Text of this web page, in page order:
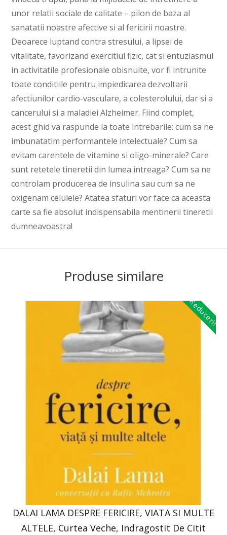
unor relatii sociale de calitate – pilon de baza al
sanatatii noastre afective si al fericirii noastre.
Deoarece luptand contra stresului, a lipsei de
vitalitate, favorizand exercitiul fizic, cat si entuziasmul
in activitatile profesionale obisnuite, vor fi intrunite
toate conditiile pentru impiedicarea dezvoltarii
afectiunilor cardio-vasculare, a colesterolului, dar si a
cancerului si a maladiei Alzheimer. Fiind complet,
acest ghid va raspunde la toate intrebarile: cum sa ne
imbunatatim performantele intelectuale? Cum sa
evitam carentele de vitamine si oligo-minerale? Care
sunt retetele tineretii din lumea intreaga? Cum sa ne
controlam producerea de insulina sau cum sa ne
oxigenam celulele? Atatea sfaturi vor face ca aceasta
carte sa fie absolut indispensabila mentinerii tineretii
dumneavoastra!
Produse similare
Reduceri!
DALAI LAMA DESPRE FERICIRE, VIATA SI MULTE
ALTELE, Curtea Veche, Indragostit De Citit